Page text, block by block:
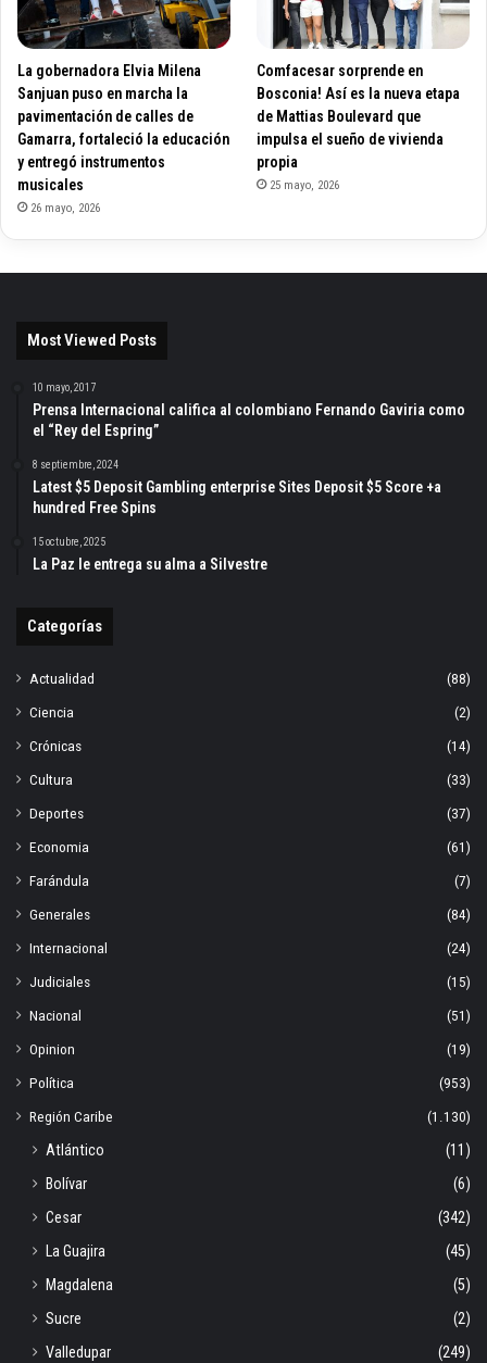
La gobernadora Elvia Milena
Sanjuan puso en marcha la
pavimentación de calles de
Gamarra, fortaleció la educación
y entregó instrumentos
musicales
26 mayo, 2026
Comfacesar sorprende en
Bosconia! Así es la nueva etapa
de Mattias Boulevard que
impulsa el sueño de vivienda
propia
25 mayo, 2026
Most Viewed Posts
10 mayo, 2017
Prensa Internacional califica al colombiano Fernando Gaviria como
el “Rey del Espring”
8 septiembre, 2024
Latest $5 Deposit Gambling enterprise Sites Deposit $5 Score +a
hundred Free Spins
15 octubre, 2025
La Paz le entrega su alma a Silvestre
Categorías
Actualidad
(88)
Ciencia
(2)
Crónicas
(14)
Cultura
(33)
Deportes
(37)
Economia
(61)
Farándula
(7)
Generales
(84)
Internacional
(24)
Judiciales
(15)
Nacional
(51)
Opinion
(19)
Política
(953)
Región Caribe
(1.130)
Atlántico
(11)
Bolívar
(6)
Cesar
(342)
La Guajira
(45)
Magdalena
(5)
Sucre
(2)
Valledupar
(249)